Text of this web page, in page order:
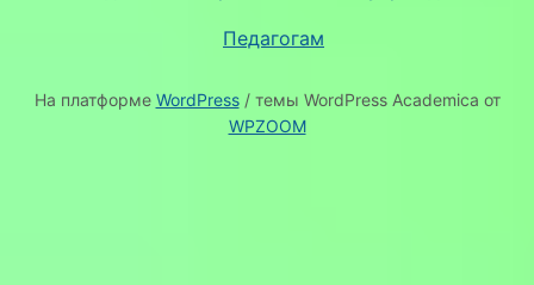
Педагогам
На платформе WordPress/ темы WordPress Academica от
WPZOOM